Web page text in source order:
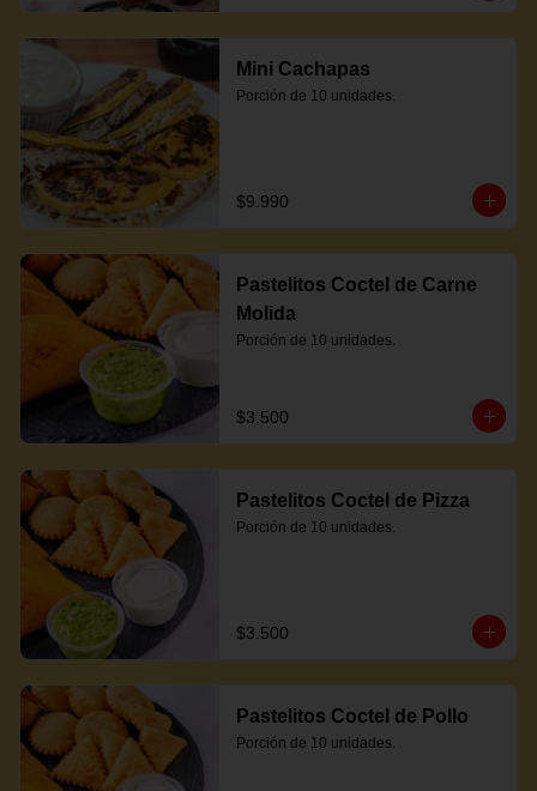
Mini Cachapas
Porción de 10 unidades.
$9.990
Pastelitos Coctel de Carne
Molida
Porción de 10 unidades.
$3.500
Pastelitos Coctel de Pizza
Porción de 10 unidades.
$3.500
Pastelitos Coctel de Pollo
Porción de 10 unidades.